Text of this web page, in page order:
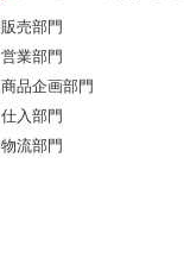
販売部門
営業部門
商品企画部門
仕入部門
物流部門